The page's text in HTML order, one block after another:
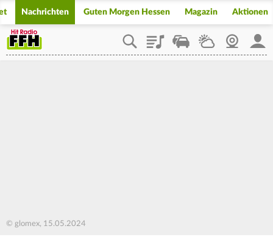
Nachrichten Guten Morgen Hessen Magazin Aktionen
PlaylistStaupilotWetterWebcam
© glomex, 15.05.2024